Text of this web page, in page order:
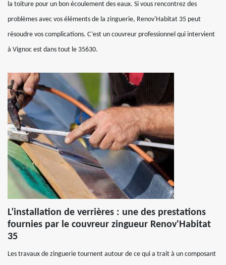
la toiture pour un bon écoulement des eaux. Si vous rencontrez des
problèmes avec vos éléments de la zinguerie, Renov'Habitat 35 peut
résoudre vos complications. C’est un couvreur professionnel qui intervient
à Vignoc est dans tout le 35630.
L’installation de verrières : une des prestations
fournies par le couvreur zingueur Renov'Habitat
35
Les travaux de zinguerie tournent autour de ce qui a trait à un composant